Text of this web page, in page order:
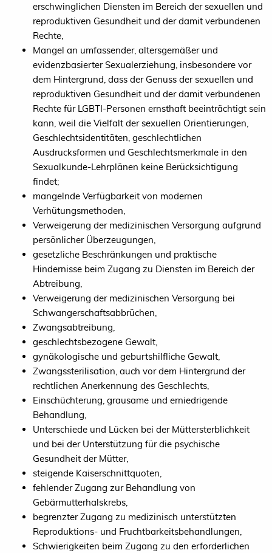
erschwinglichen Diensten im Bereich der sexuellen und
reproduktiven Gesundheit und der damit verbundenen
Rechte,
Mangel an umfassender, altersgemäßer und
evidenzbasierter Sexualerziehung, insbesondere vor
dem Hintergrund, dass der Genuss der sexuellen und
reproduktiven Gesundheit und der damit verbundenen
Rechte für LGBTI-Personen ernsthaft beeinträchtigt sein
kann, weil die Vielfalt der sexuellen Orientierungen,
Geschlechtsidentitäten, geschlechtlichen
Ausdrucksformen und Geschlechtsmerkmale in den
Sexualkunde-Lehrplänen keine Berücksichtigung
findet;
mangelnde Verfügbarkeit von modernen
Verhütungsmethoden,
Verweigerung der medizinischen Versorgung aufgrund
persönlicher Überzeugungen,
gesetzliche Beschränkungen und praktische
Hindernisse beim Zugang zu Diensten im Bereich der
Abtreibung,
Verweigerung der medizinischen Versorgung bei
Schwangerschaftsabbrüchen,
Zwangsabtreibung,
geschlechtsbezogene Gewalt,
gynäkologische und geburtshilfliche Gewalt,
Zwangssterilisation, auch vor dem Hintergrund der
rechtlichen Anerkennung des Geschlechts,
Einschüchterung, grausame und erniedrigende
Behandlung,
Unterschiede und Lücken bei der Müttersterblichkeit
und bei der Unterstützung für die psychische
Gesundheit der Mütter,
steigende Kaiserschnittquoten,
fehlender Zugang zur Behandlung von
Gebärmutterhalskrebs,
begrenzter Zugang zu medizinisch unterstützten
Reproduktions- und Fruchtbarkeitsbehandlungen,
Schwierigkeiten beim Zugang zu den erforderlichen